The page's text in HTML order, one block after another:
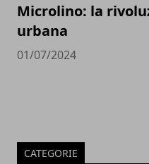
Microlino: la
urbana
01/07/2024
CATEGORIE